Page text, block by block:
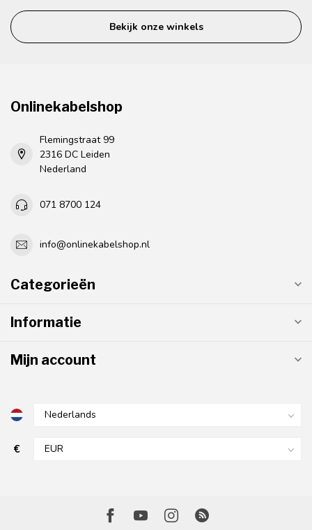
Bekijk onze winkels
Onlinekabelshop
Flemingstraat 99
2316 DC Leiden
Nederland
071 8700 124
info@onlinekabelshop.nl
Categorieën
Informatie
Mijn account
€